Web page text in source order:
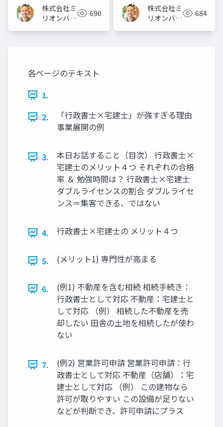
株式会社ミ
リオンバリ
690
株式会社ミ
リオンバリ
684
各ページのテキスト
1.
2.
「行政書士×宅建士」が強すぎる理由
事業展開の例
3.
本日お話すること（目次） 行政書士×
宅建士のメリット４つ それぞれの合格
率 ＆ 勉強時間は？ 行政書士×宅建士
ダブルライセンスの割合 ダブルライセ
ンス＝集客できる、ではない
4. 行政書士×宅建士の メリット４つ
5. (メリット1) 専門性が高まる
6.
(例1) 不動産を含む相続 相続手続き：
行政書士として対応 不動産：宅建士と
して対応 （例） 相続した不動産を売
却したい 田舎の土地を相続したが使わ
ない
7.
(例2) 営業許可申請 営業許可申請：行
政書士として対応 不動産（店舗）：宅
建士として対応 （例） この建物なら
許可が取りやすい この設備が足りない
などが判断でき、許可申請にプラス